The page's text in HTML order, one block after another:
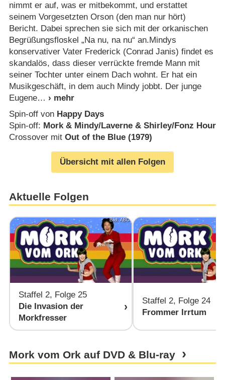
nimmt er auf, was er mitbekommt, und erstattet
seinem Vorgesetzten Orson (den man nur hört)
Bericht. Dabei sprechen sie sich mit der orkanischen
Begrüßungsfloskel „Na nu, na nu“ an.Mindys
konservativer Vater Frederick (Conrad Janis) findet es
skandalös, dass dieser verrückte fremde Mann mit
seiner Tochter unter einem Dach wohnt. Er hat ein
Musikgeschäft, in dem auch Mindy jobbt. Der junge
Eugene
Spin-off von Happy Days
Spin-off: Mork & Mindy/​Laverne & Shirley/​Fonz Hour
Crossover mit Out of the Blue (1979)
Übersicht mit allen Folgen
Aktuelle Folgen
Bild: ABC
Staffel 2, Folge 25
Die Invasion der
Morkfresser
Staffel 2, Folge 24
Frommer Irrtum
Mork vom Ork auf DVD & Blu-ray